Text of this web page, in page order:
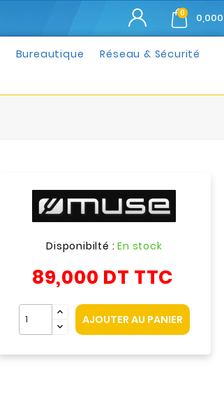
0
Bureautique Réseau & Sécurité
Disponibilté :En stock
89,000 DT TTC
AJOUTER AU PANIER